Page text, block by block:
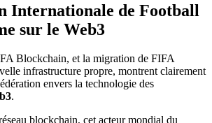
Internationale de Football
sur le Web3
Blockchain, et la migration de FIFA
infrastructure propre, montrent clairement
envers la technologie des
.
blockchain, cet acteur mondial du